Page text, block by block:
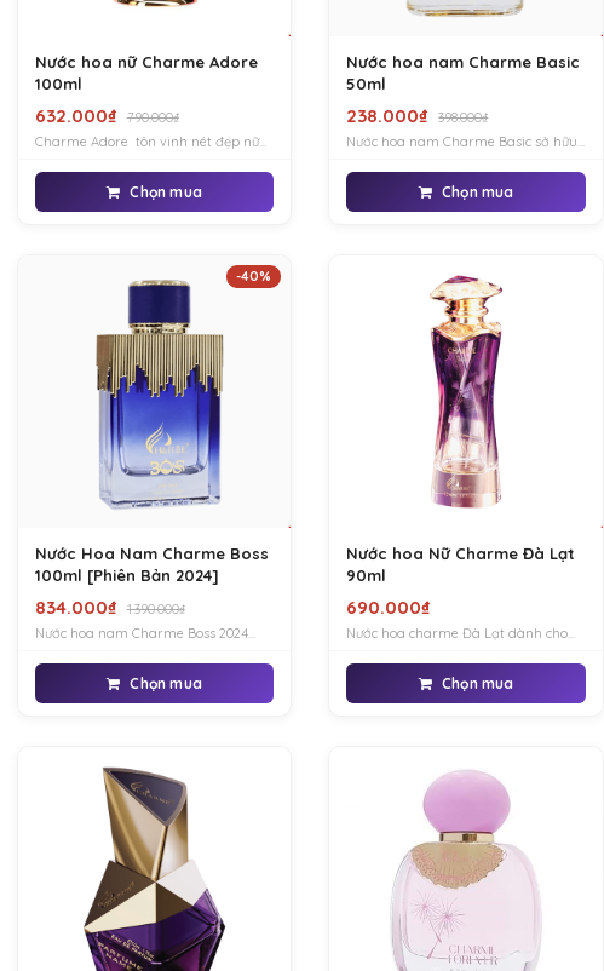
Nước hoa nữ Charme Adore
100ml
632.000₫
790.000₫
Charme Adore tôn vinh nét đẹp nữ
đại, phù hợp với những cô gái có cá
tính mạnh, luôn tự tin với khả năng
mình
Chọn mua
Nước hoa nam Charme Basic
50ml
238.000₫
398.000₫
Nước hoa nam Charme Basic sở hữu
thơm quyến rũ, đây chắc chắn sẽ là
một món đồ cần thiết dành cho các
chàng trai
Chọn mua
-40%
Nước Hoa Nam Charme Boss
100ml [Phiên Bản 2024]
834.000₫
1.390.000₫
Nước hoa nam Charme Boss 2024
nước hoa phù hợp cho cả ngày và
buổi tối, người hoạt động nhiều.
Chọn mua
Nước hoa Nữ Charme Đà Lạt
90ml
690.000₫
Nước hoa charme Đà Lạt dành cho
hoa thơm ngát, lôi cuốn vô cùng ấm
áp, tôn lên vẻ đẹp tươi xinh, quyến rũ
cho phái nữ thêm sang trọng hơn.
Chọn mua